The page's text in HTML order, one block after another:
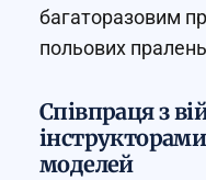
багаторазовим
польових
Співпраця з
моделей